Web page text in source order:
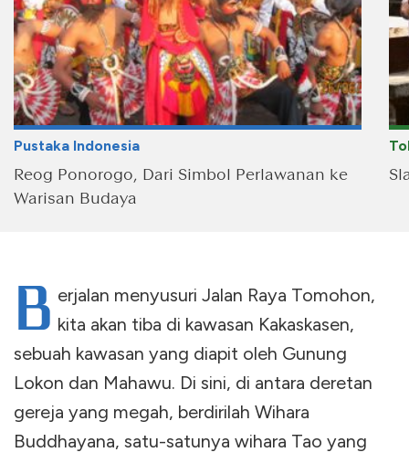
Pustaka Indonesia
Reog Ponorogo, Dari Simbol Perlawanan ke
Warisan Budaya
B erjalan menyusuri Jalan Raya Tomohon,
kita akan tiba di kawasan Kakaskasen,
sebuah kawasan yang diapit oleh Gunung
Lokon dan Mahawu. Di sini, di antara deretan
gereja yang megah, berdirilah Wihara
Buddhayana, satu-satunya wihara Tao yang